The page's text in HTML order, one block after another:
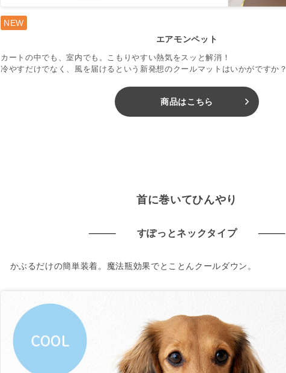
NEW
エアモンペット
カートの中でも、室内でも。こもりやすい熱気をスッと解消！
冷やすだけでなく、風を届けるという新発想のクールマットはいかがですか？
商品はこちら
首に巻いてひんやり
すぽっとネックタイプ
かぶるだけの簡単装着。魔法瓶効果でとことんクールダウン。